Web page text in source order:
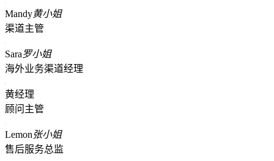
Mandy黄小姐
渠道主管
Sara罗小姐
海外业务渠道经理
黄经理
顾问主管
Lemon张小姐
售后服务总监